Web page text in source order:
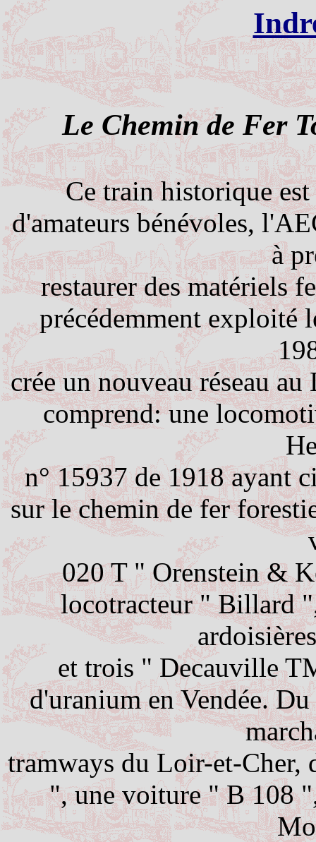
Le Chemin de Fer
Ce train historique
d'amateurs bénévoles,
à
restaurer des matériels
précédemment exploité
crée un nouveau réseau
comprend: une
n° 15937 de 1918 ayant
sur le chemin de fer
020 T " Orenstein &
locotracteur " Billard
et trois " Decauville
d'uranium en Vendée.
tramways du Loir-et-
", une voiture " B 108